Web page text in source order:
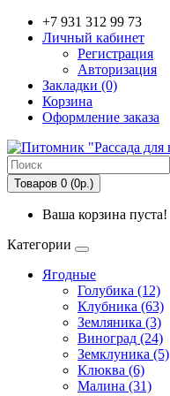
+7 931 312 99 73
Личный кабинет
Регистрация
Авторизация
Закладки (0)
Корзина
Оформление заказа
Товаров 0 (0р.)
Ваша корзина пуста!
Категории
Ягодные
Голубика (12)
Клубника (63)
Земляника (3)
Виноград (24)
Земклуника (5)
Клюква (6)
Малина (31)